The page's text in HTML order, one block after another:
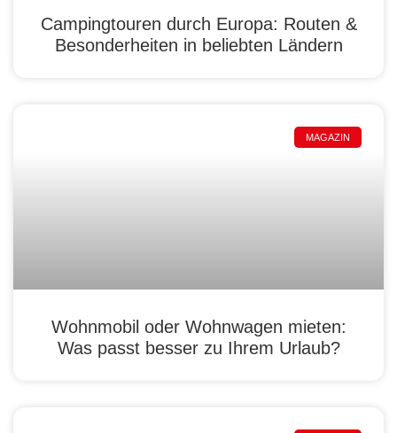
Campingtouren durch Europa: Routen &
Besonderheiten in beliebten Ländern
MAGAZIN
Wohnmobil oder Wohnwagen mieten:
Was passt besser zu Ihrem Urlaub?